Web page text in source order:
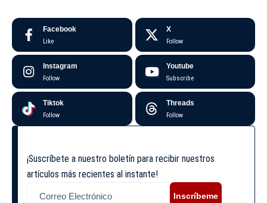
Facebook
Like
X
Follow
Instagram
Follow
Youtube
Subscribe
Tiktok
Follow
Threads
Follow
¡Suscríbete a nuestro boletín para recibir nuestros
artículos más recientes al instante!
Inscríbeme